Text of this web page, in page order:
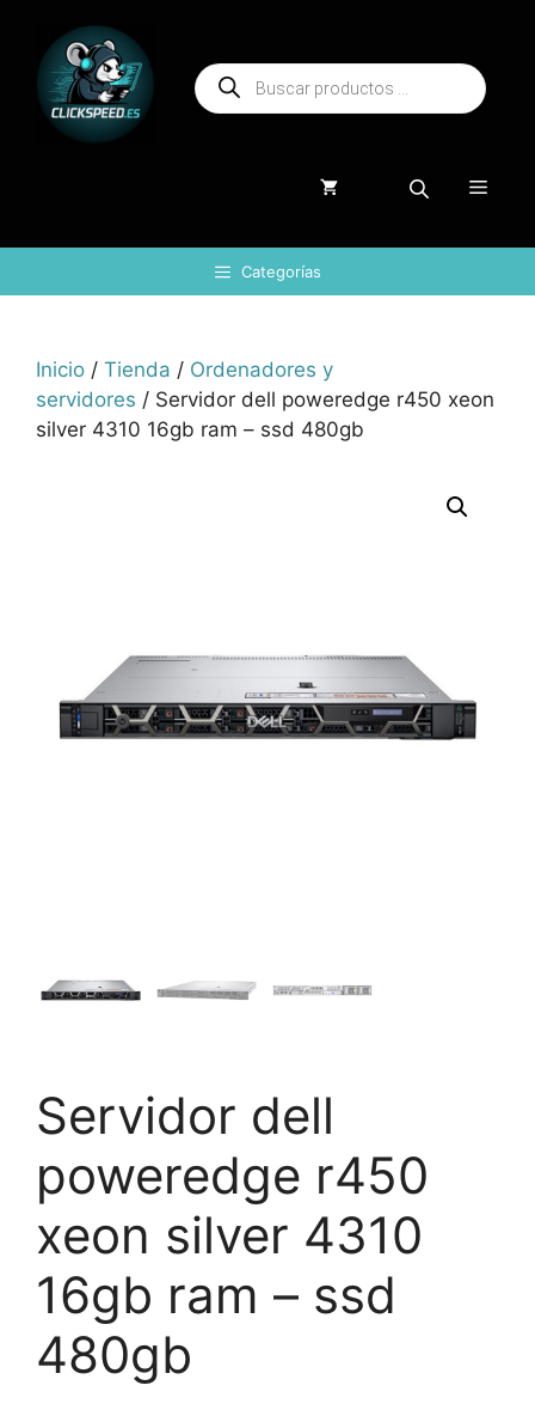
contenido
Búsqueda
de
productos
Menú
Categorías
Inicio / Tienda / Ordenadores y
servidores / Servidor dell poweredge r450 xeon
silver 4310 16gb ram – ssd 480gb
Servidor dell
poweredge r450
xeon silver 4310
16gb ram – ssd
480gb